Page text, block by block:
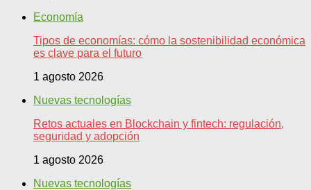
Economía
Tipos de economías: cómo la sostenibilidad económica
es clave para el futuro
1 agosto 2026
Nuevas tecnologías
Retos actuales en Blockchain y fintech: regulación,
seguridad y adopción
1 agosto 2026
Nuevas tecnologías